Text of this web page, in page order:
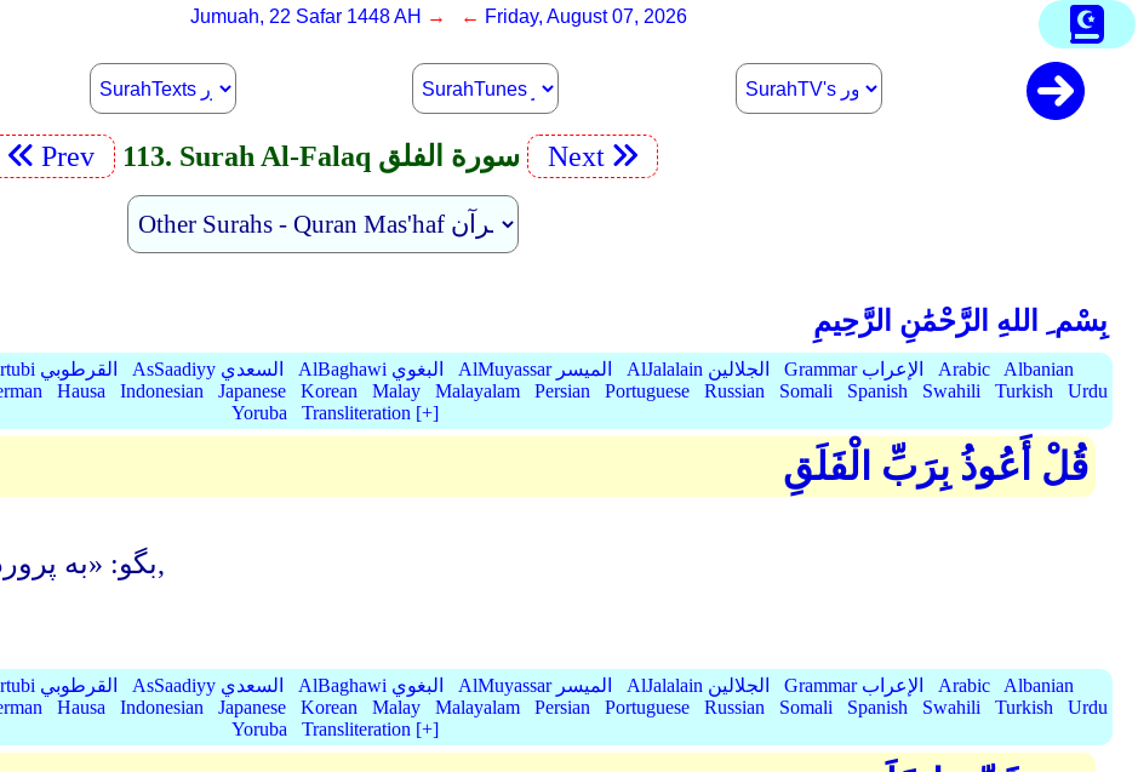
Jumuah, 22 Safar 1448 AH → ← Friday, August 07, 2026
Prev 113. Surah Al-Falaq سورة الفلق Next
بِسْم ِ اللهِ الرَّحْمَٰنِ الرَّحِيمِ
AlQurtubi القرطوبي AsSaadiyy السعدي AlBaghawi البغوي AlMuyassar الميسر AlJalalain الجلالين Grammar الإعراب Arabic
Albanian
Hausa Indonesian Japanese Korean Malay Malayalam Persian Portuguese Russian Somali Spanish Swahili Turkish
Urdu
Yoruba
Transliteration [+]
قُلْ أَعُوذُ بِرَبِّ الْفَلَقِ
(ای پیامبر) بگو: «به پروردگار سپیده دم پناه می برم,
AlQurtubi القرطوبي AsSaadiyy السعدي AlBaghawi البغوي AlMuyassar الميسر AlJalalain الجلالين Grammar الإعراب Arabic
Albanian
Hausa Indonesian Japanese Korean Malay Malayalam Persian Portuguese Russian Somali Spanish Swahili Turkish
Urdu
Yoruba
Transliteration [+]